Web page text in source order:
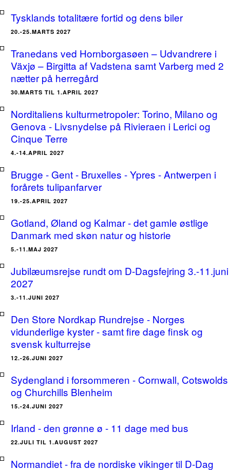
Tysklands totalitære fortid og dens biler
20.-25.MARTS 2027
Tranedans ved Hornborgasøen – Udvandrere i
Växjø – Birgitta af Vadstena samt Varberg med 2
nætter på herregård
30.MARTS TIL 1.APRIL 2027
Norditaliens kulturmetropoler: Torino, Milano og
Genova - Livsnydelse på Rivieraen i Lerici og
Cinque Terre
4.-14.APRIL 2027
Brugge - Gent - Bruxelles - Ypres - Antwerpen i
forårets tulipanfarver
19.-25.APRIL 2027
Gotland, Øland og Kalmar - det gamle østlige
Danmark med skøn natur og historie
5.-11.MAJ 2027
Jubilæumsrejse rundt om D-Dagsfejring 3.-11.juni
2027
3.-11.JUNI 2027
Den Store Nordkap Rundrejse - Norges
vidunderlige kyster - samt fire dage finsk og
svensk kulturrejse
12.-26.JUNI 2027
Sydengland i forsommeren - Cornwall, Cotswolds
og Churchills Blenheim
15.-24.JUNI 2027
Irland - den grønne ø - 11 dage med bus
22.JULI TIL 1.AUGUST 2027
Normandiet - fra de nordiske vikinger til D-Dag